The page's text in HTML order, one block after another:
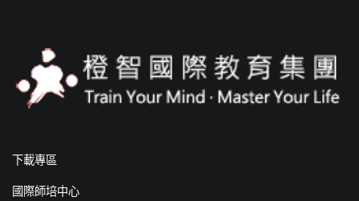
下載專區
國際師培中心